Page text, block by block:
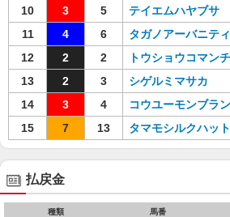
10
3 5 テイエムハヤブサ
11
4 6 タガノアーバニティ
12
2 2 トウショウコマンチ
13
2 3 シゲルミマサカ
14
3 4 コウユーモンブラン
15
7 13 タマモシルクハット
払戻金
種類 馬番